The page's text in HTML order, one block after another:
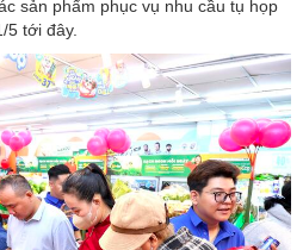
sản phẩm phục vụ nhu cầu tụ họp
5 tới đây.